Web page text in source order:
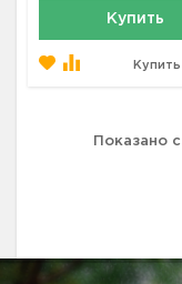
Купить
Купить
Показано